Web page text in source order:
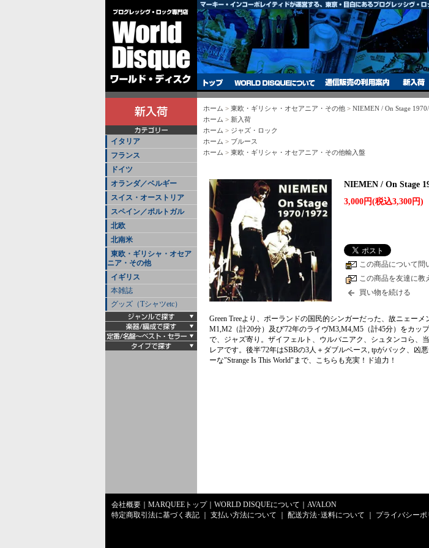
イタリア
フランス
ドイツ
オランダ／ベルギー
スイス・オーストリア
スペイン／ポルトガル
北欧
北南米
東欧・ギリシャ・オセア
ニア・その他
イギリス
本雑誌
グッズ（Tシャツetc）
ホーム > 東欧・ギリシャ・オセアニア・その他 > NIEMEN / On Stage
ホーム > 新入荷
ホーム > ジャズ・ロック
ホーム > ブルース
ホーム > 東欧・ギリシャ・オセアニア・その他輸入盤
NIEMEN / On Stage
3,000円(税込3,300円)
この商品について問
この商品を友達に教
買い物を続ける
Green Treeより、ポーランドの国民的シンガーだった、故ニェー
M1,M2（計20分）及び'72年のライヴM3,M4,M5（計45分）をカッ
で、ジャズ寄り。ザイフェルト、ウルバニアク、シュタンコら、
レアです。後半'72年はSBBの3人＋ダブルベース, tpがバック、凶
ーな"Strange Is This World"まで、こちらも充実！ド迫力！
会社概要
MARQUEEトップ｜ WORLD DISQUEについて
AVALON
特定商取引法に基づく表記
支払い方法について 配送方法･送料について プライバシーポ